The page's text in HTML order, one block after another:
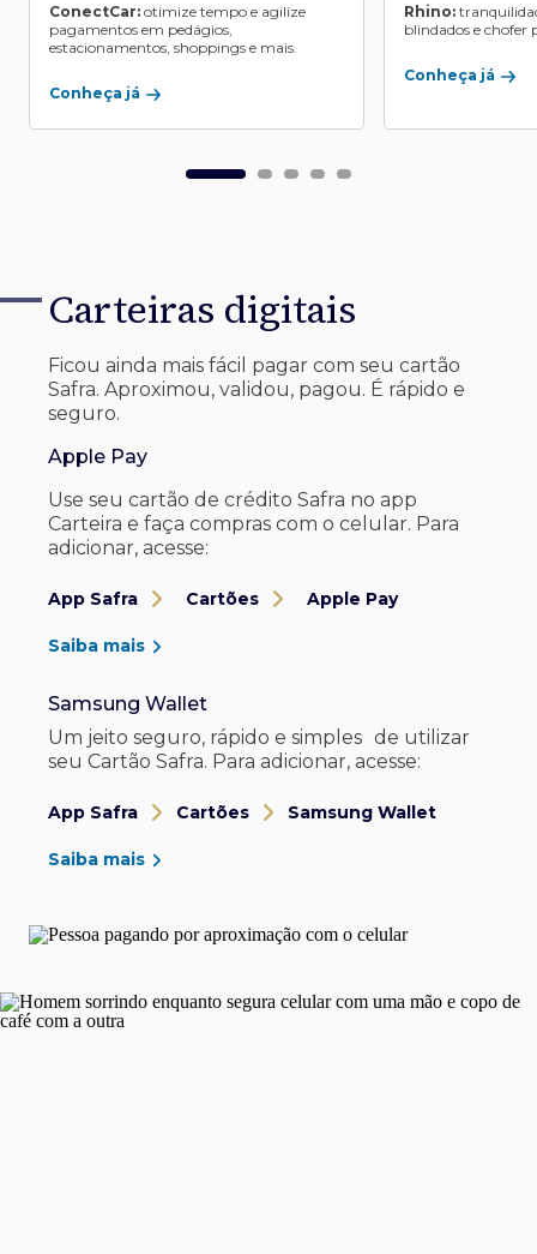
ConectCar: otimize tempo e agilize
pagamentos em pedágios,
estacionamentos, shoppings e mais.
Conheça já
Rhino:
blindados e chofer
Conheça já
Carteiras digitais
Ficou ainda mais fácil pagar com seu cartão
Safra. Aproximou, validou, pagou. É rápido e
seguro.
Apple Pay
Use seu cartão de crédito Safra no app
Carteira e faça compras com o celular. Para
adicionar, acesse:
App Safra Cartões Apple Pay
Saiba mais
Samsung Wallet
Um jeito seguro, rápido e simples de utilizar
seu Cartão Safra. Para adicionar, acesse:
App Safra Cartões Samsung Wallet
Saiba mais